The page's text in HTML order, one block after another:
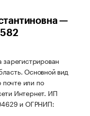
—
Основной вид
почте или по
Интернет. ИП
и ОГРНИП: